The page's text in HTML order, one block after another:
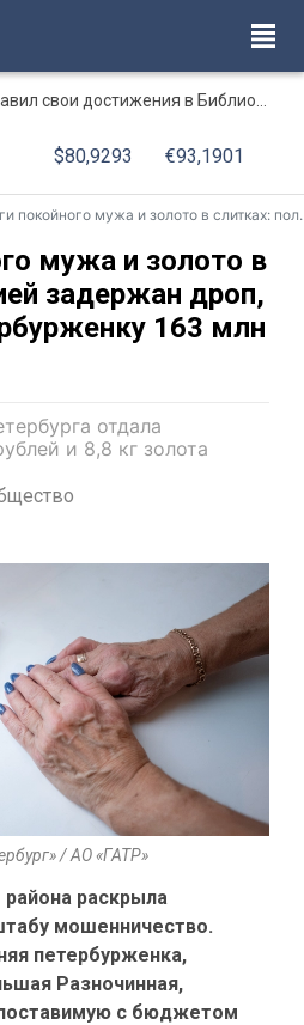
в Библиотечно-культурном комплексе имени Молчанова
$80,9293 €93,1901
мужа и золото в слитках: полицией задержан дроп, лишивший петербурженку 163 млн рублей
мужа и золото в
задержан дроп,
163 млн
отдала
и 8,8 кг золота
/ АО «ГАТР»
раскрыла
мошенничество.
петербурженка,
Разночинная,
с бюджетом